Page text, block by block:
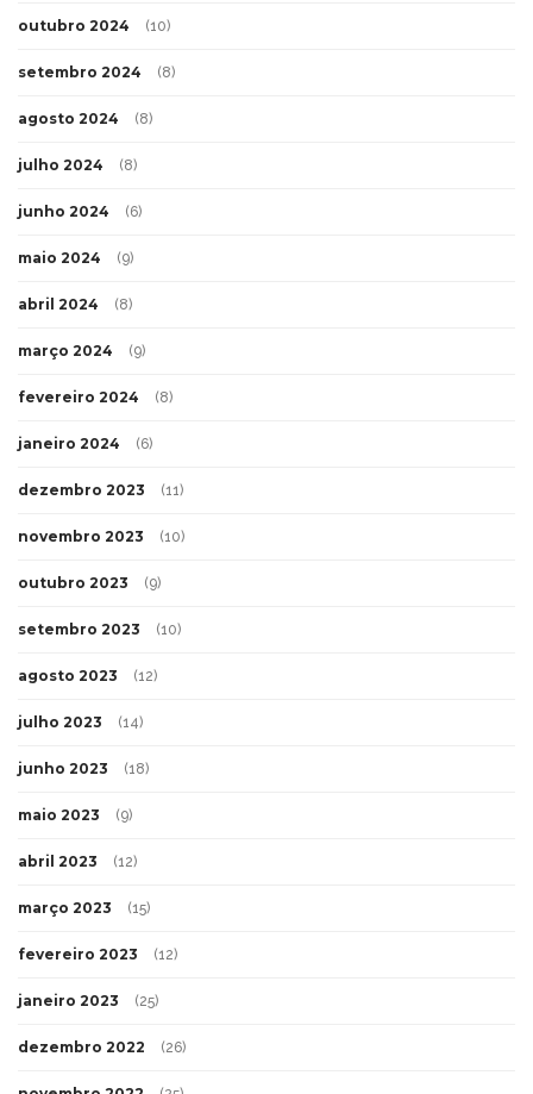
outubro 2024 (10)
setembro 2024 (8)
agosto 2024 (8)
julho 2024 (8)
junho 2024 (6)
maio 2024 (9)
abril 2024 (8)
março 2024 (9)
fevereiro 2024 (8)
janeiro 2024 (6)
dezembro 2023 (11)
novembro 2023 (10)
outubro 2023 (9)
setembro 2023 (10)
agosto 2023 (12)
julho 2023 (14)
junho 2023 (18)
maio 2023 (9)
abril 2023 (12)
março 2023 (15)
fevereiro 2023 (12)
janeiro 2023 (25)
dezembro 2022 (26)